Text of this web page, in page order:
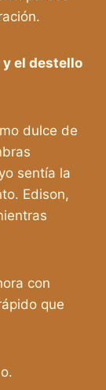
y el destello
dulce de
sentía la
Edison,
con
que